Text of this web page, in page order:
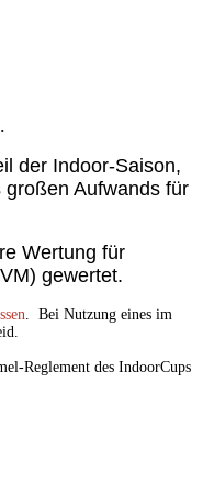
der Indoor-Saison,
Aufwands für
Wertung für
gewertet.
. Bei Nutzung eines im
Reglement des IndoorCups